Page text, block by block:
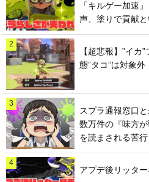
「キルゲー加速
声、塗りで貢献と
らしさ”は失われ
2
【超悲報】”イカ
態”タコ”は対象外
3
スプラ通報窓口
数万件の『味方
を読まされる苦行
4
アプデ後リッタ